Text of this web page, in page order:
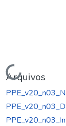
Carregando...
Arquivos